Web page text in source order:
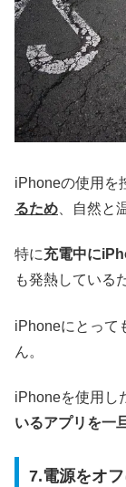
iPhoneの使用を
るため 、自然と
特に充電中に
も発熱している
iPhoneにとって
ん。
iPhoneを使用し
いるアプリを一
7.電源をオ